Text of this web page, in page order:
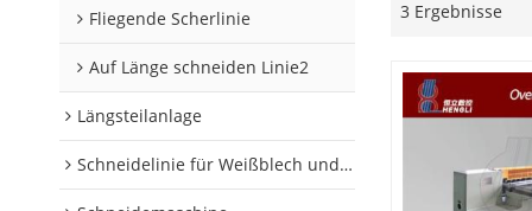
Fliegende Scherlinie
Auf Länge schneiden Linie2
Längsteilanlage
Schneidelinie für Weißblech und Aluminiumschnecken
3 Ergebnisse